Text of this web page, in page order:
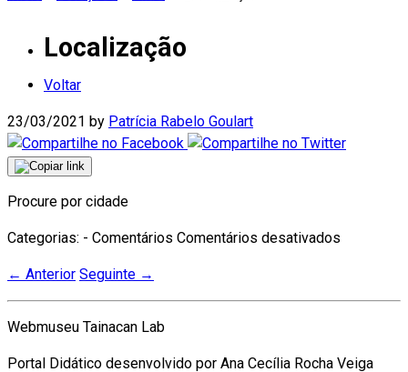
Localização
Voltar
23/03/2021 by Patrícia Rabelo Goulart
Procure por cidade
Categorias: - Comentários Comentários desativados
← Anterior Seguinte →
Webmuseu Tainacan Lab
Portal Didático desenvolvido por Ana Cecília Rocha Veiga